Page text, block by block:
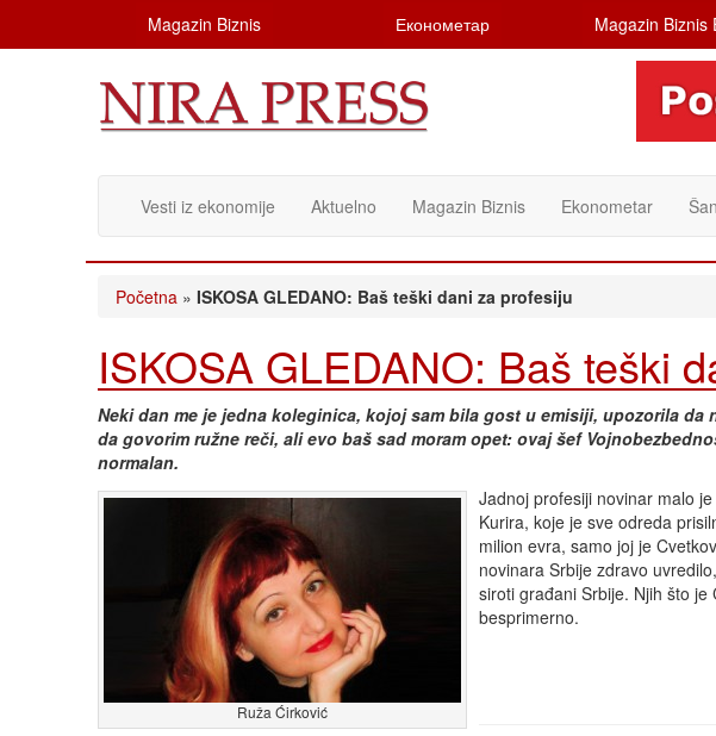
Magazin Biznis Економетар Magazin Biznis
Vesti iz ekonomije Aktuelno Magazin Biznis Ekonometar
Početna » ISKOSA GLEDANO: Baš teški dani za profesiju
ISKOSA GLEDANO: Baš teški
Neki dan me je jedna koleginica, kojoj sam bila gost u emisiji, upozorila da
da govorim ružne reči, ali evo baš sad moram opet: ovaj šef
normalan.
Ruža Ćirković
Jadnoj profesiji novinar malo
Kurira, koje je sve odreda
milion evra, samo joj je
novinara Srbije zdravo
siroti građani Srbije. Njih što
besprimerno.